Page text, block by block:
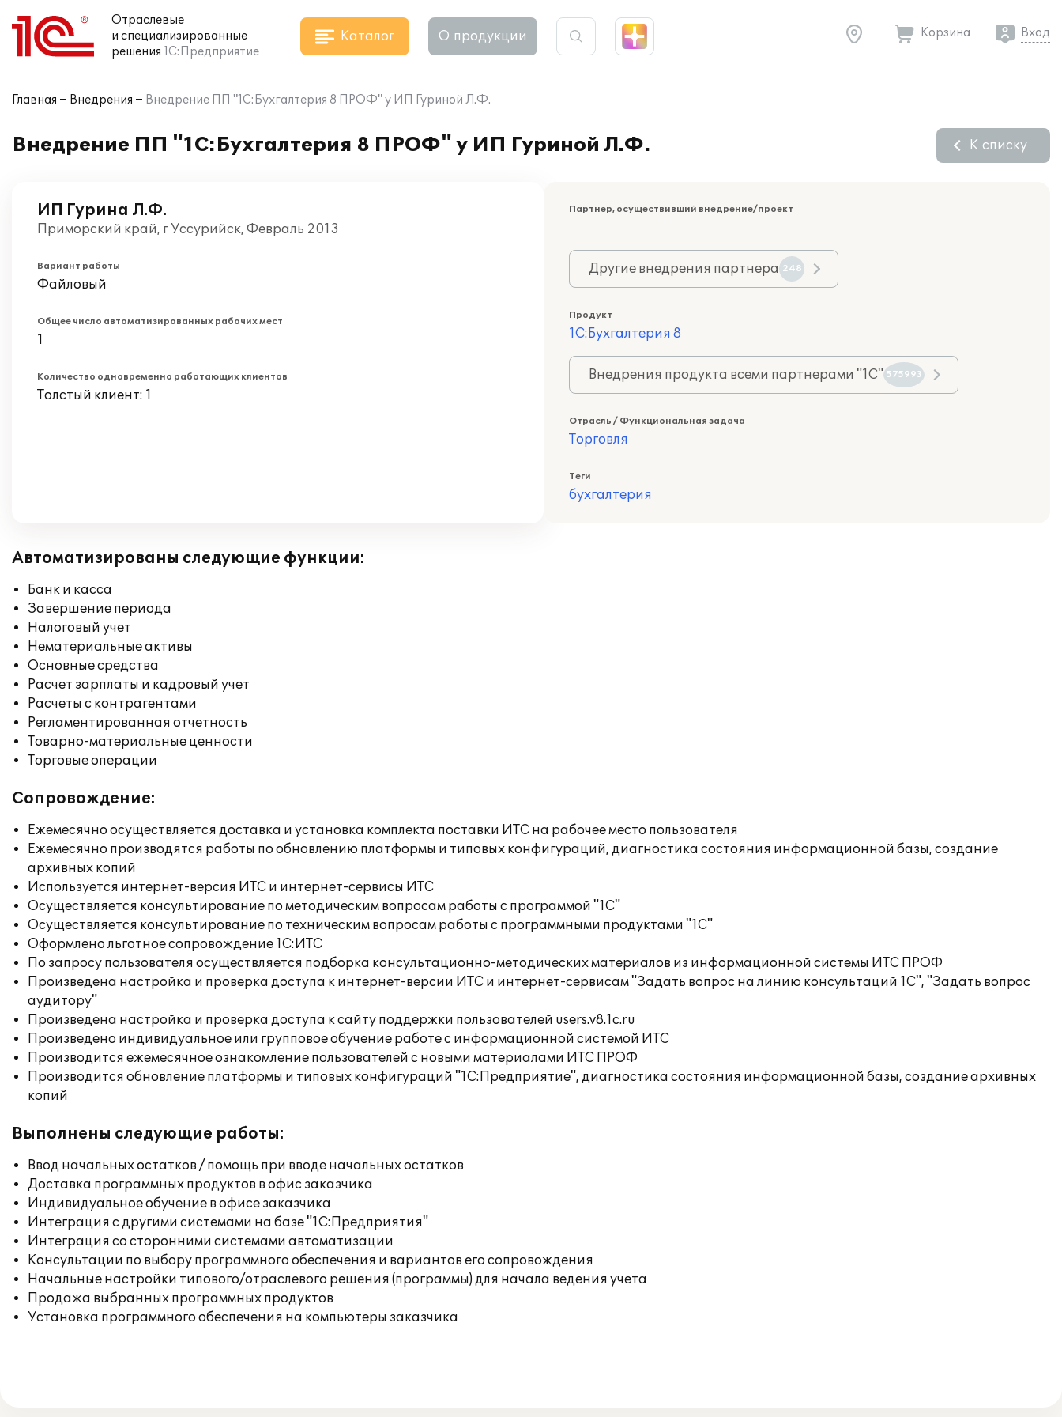
Отраслевые
и специализированные
решения 1С:Предприятие
Каталог О продукции Корзина Вход
Главная Внедрения Внедрение ПП "1С:Бухгалтерия 8 ПРОФ" у ИП Гуриной Л.Ф.
Внедрение ПП "1С:Бухгалтерия 8 ПРОФ" у ИП Гуриной Л.Ф. К списку
ИП Гурина Л.Ф.
Приморский край, г Уссурийск, Февраль 2013
Вариант работы
Файловый
Общее число автоматизированных рабочих мест
1
Количество одновременно работающих клиентов
Толстый клиент: 1
Партнер, осуществивший внедрение/проект
Другие внедрения партнера 248
Продукт
1С:Бухгалтерия 8
Внедрения продукта всеми партнерами "1С" 575993
Отрасль / Функциональная задача
Торговля
Теги
бухгалтерия
Автоматизированы следующие функции:
Банк и касса
Завершение периода
Налоговый учет
Нематериальные активы
Основные средства
Расчет зарплаты и кадровый учет
Расчеты с контрагентами
Регламентированная отчетность
Товарно-материальные ценности
Торговые операции
Сопровождение:
Ежемесячно осуществляется доставка и установка комплекта поставки ИТС на рабочее место пользователя
Ежемесячно производятся работы по обновлению платформы и типовых конфигураций, диагностика состояния информационной базы, создание
архивных копий
Используется интернет-версия ИТС и интернет-сервисы ИТС
Осуществляется консультирование по методическим вопросам работы с программой "1С"
Осуществляется консультирование по техническим вопросам работы с программными продуктами "1С"
Оформлено льготное сопровождение 1С:ИТС
По запросу пользователя осуществляется подборка консультационно-методических материалов из информационной системы ИТС ПРОФ
Произведена настройка и проверка доступа к интернет-версии ИТС и интернет-сервисам "Задать вопрос на линию консультаций 1С", "Задать вопрос
аудитору"
Произведена настройка и проверка доступа к сайту поддержки пользователей users.v8.1c.ru
Произведено индивидуальное или групповое обучение работе с информационной системой ИТС
Производится ежемесячное ознакомление пользователей с новыми материалами ИТС ПРОФ
Производится обновление платформы и типовых конфигураций "1С:Предприятие", диагностика состояния информационной базы, создание архивных
копий
Выполнены следующие работы:
Ввод начальных остатков / помощь при вводе начальных остатков
Доставка программных продуктов в офис заказчика
Индивидуальное обучение в офисе заказчика
Интеграция с другими системами на базе "1С:Предприятия"
Интеграция со сторонними системами автоматизации
Консультации по выбору программного обеспечения и вариантов его сопровождения
Начальные настройки типового/отраслевого решения (программы) для начала ведения учета
Продажа выбранных программных продуктов
Установка программного обеспечения на компьютеры заказчика